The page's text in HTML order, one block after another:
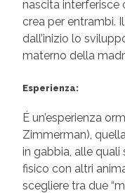
nascita interferisce
crea per entrambi.
dall’inizio lo
materno della
Esperienza:
É un’esperienza
Zimmerman),
in gabbia, alle
fisico con altri
scegliere tra due